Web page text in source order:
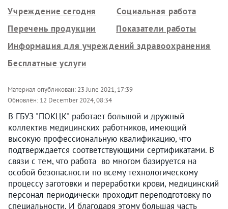
Учреждение сегодня
Социальная работа
Перечень продукции
Показатели работы
Информация для учреждений здравоохранения
Бесплатные услуги
Материал опубликован: 23 June 2021, 17:39
Обновлён: 12 December 2024, 08:34
В ГБУЗ "ПОКЦК" работает большой и дружный
коллектив медицинских работников, имеющий
высокую профессиональную квалификацию, что
подтверждается соответствующими сертификатами. В
связи с тем, что работа во многом базируется на
особой безопасности по всему технологическому
процессу заготовки и переработки крови, медицинский
персонал периодически проходит переподготовку по
специальности. И благодаря этому большая часть